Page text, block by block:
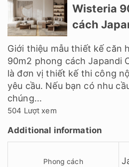
Wisteria
cách
Giới thiệu mẫu thiết kế căn
90m2 phong cách Japandi
là đơn vị thiết kế thi công
yêu cầu. Nếu bạn có nhu
chúng...
504 Lượt xem
Additional information
Phong cách